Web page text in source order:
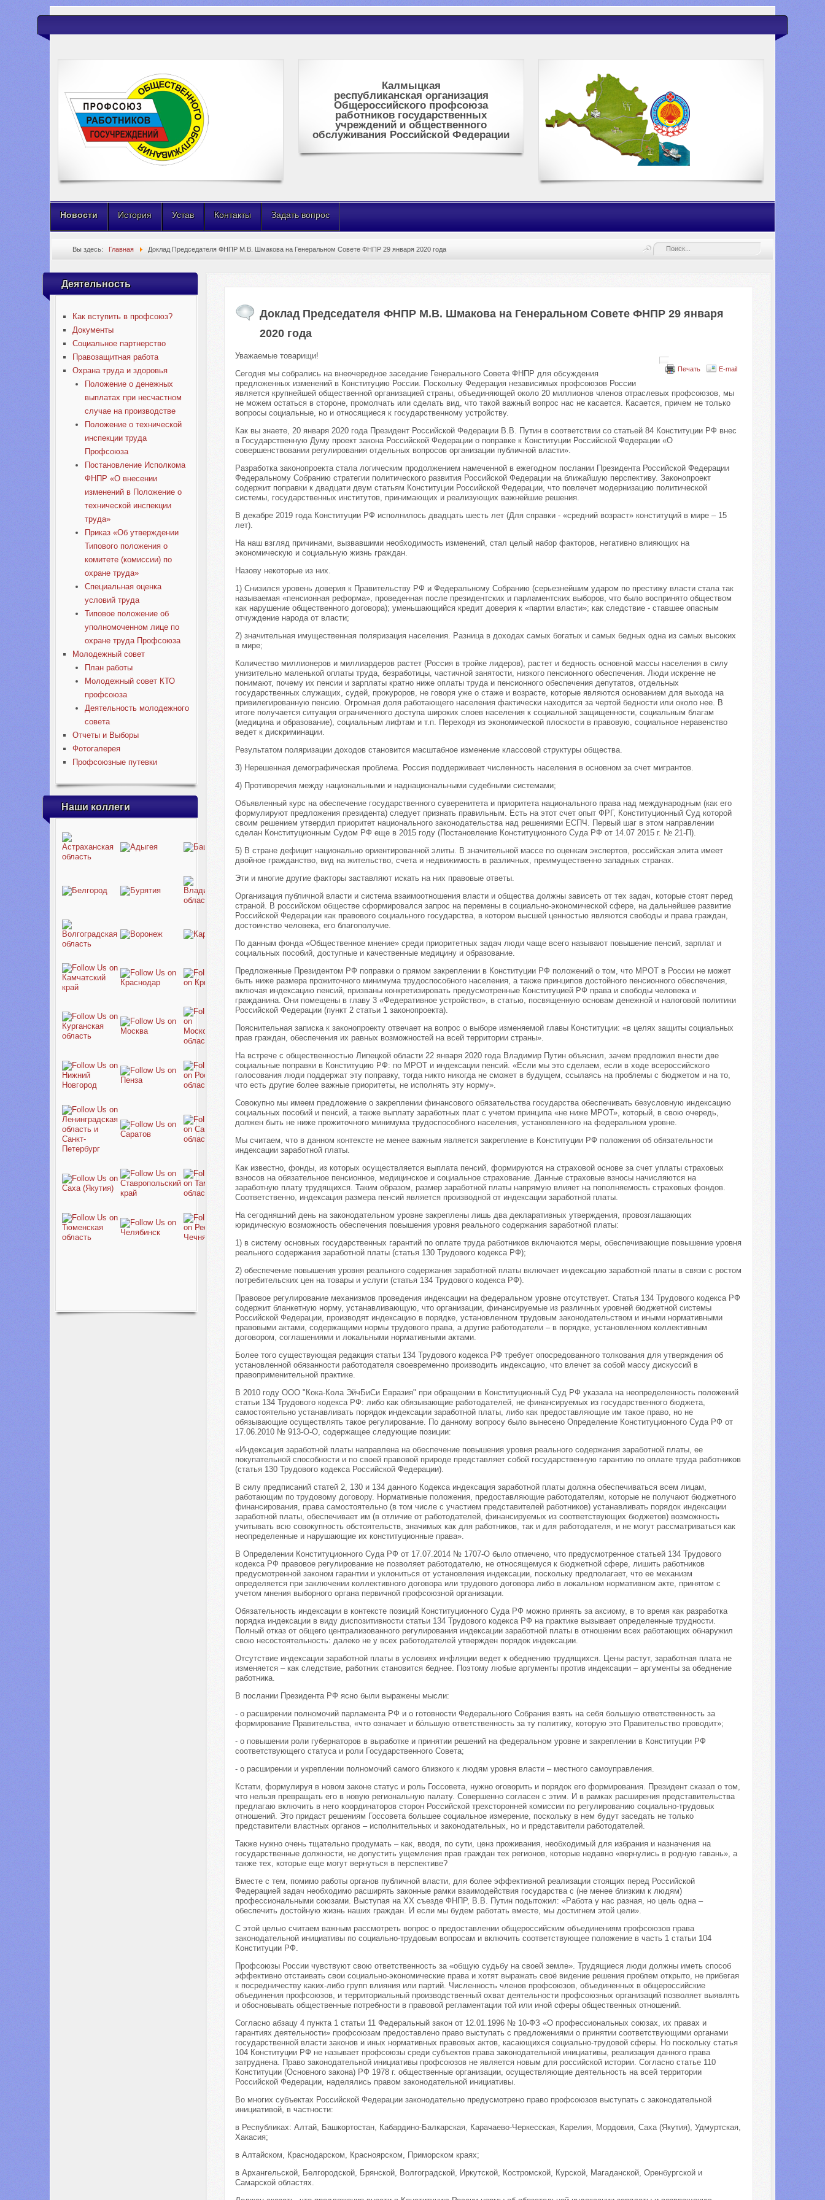
Калмыцкая
республиканская организация
Общероссийского профсоюза
работников государственных
учреждений и общественного
обслуживания Российской Федерации
Новости История Устав Контакты Задать вопрос
Вы здесь:Главная Доклад Председателя ФНПР М.В. Шмакова на Генеральном Совете ФНПР 29 января 2020 годa
Деятельность
Как вступить в профсоюз?
Документы
Социальное партнерство
Правозащитная работа
Охрана труда и здоровья
Положение о денежных
выплатах при несчастном
случае на производстве
Положение о технической
инспекции труда
Профсоюза
Постановление Исполкома
ФНПР «О внесении
изменений в Положение о
технической инспекции
труда»
Приказ «Об утверждении
Типового положения о
комитете (комиссии) по
охране труда»
Специальная оценка
условий труда
Типовое положение об
уполномоченном лице по
охране труда Профсоюза
Молодежный совет
План работы
Молодежный совет КТО
профсоюза
Деятельность молодежного
совета
Отчеты и Выборы
Фотогалерея
Профсоюзные путевки
Наши коллеги
Доклад Председателя ФНПР М.В. Шмакова на Генеральном Совете ФНПР 29 января
2020 годa
Печать E-mail
Уважаемые товарищи!
Сегодня мы собрались на внеочередное заседание Генерального Совета ФНПР для обсуждения
предложенных изменений в Конституцию России. Поскольку Федерация независимых профсоюзов России
является крупнейшей общественной организацией страны, объединяющей около 20 миллионов членов отраслевых профсоюзов, мы
не можем остаться в стороне, промолчать или сделать вид, что такой важный вопрос нас не касается. Касается, причем не только
вопросы социальные, но и относящиеся к государственному устройству.
Как вы знаете, 20 января 2020 года Президент Российской Федерации В.В. Путин в соответствии со статьей 84 Конституции РФ внес
в Государственную Думу проект закона Российской Федерации о поправке к Конституции Российской Федерации «О
совершенствовании регулирования отдельных вопросов организации публичной власти».
Разработка законопроекта стала логическим продолжением намеченной в ежегодном послании Президента Российской Федерации
Федеральному Собранию стратегии политического развития Российской Федерации на ближайшую перспективу. Законопроект
содержит поправки к двадцати двум статьям Конституции Российской Федерации, что повлечет модернизацию политической
системы, государственных институтов, принимающих и реализующих важнейшие решения.
В декабре 2019 года Конституции РФ исполнилось двадцать шесть лет (Для справки - «средний возраст» конституций в мире – 15
лет).
На наш взгляд причинами, вызвавшими необходимость изменений, стал целый набор факторов, негативно влияющих на
экономическую и социальную жизнь граждан.
Назову некоторые из них.
1) Снизился уровень доверия к Правительству РФ и Федеральному Собранию (серьезнейшим ударом по престижу власти стала так
называемая «пенсионная реформа», проведенная после президентских и парламентских выборов, что было воспринято обществом
как нарушение общественного договора); уменьшающийся кредит доверия к «партии власти»; как следствие - ставшее опасным
отчуждение народа от власти;
2) значительная имущественная поляризация населения. Разница в доходах самых богатых и самых бедных одна из самых высоких
в мире;
Количество миллионеров и миллиардеров растет (Россия в тройке лидеров), растет и бедность основной массы населения в силу
унизительно маленькой оплаты труда, безработицы, частичной занятости, низкого пенсионного обеспечения. Люди искренне не
понимают, почему их пенсии и зарплаты кратно ниже оплаты труда и пенсионного обеспечения депутатов, отдельных
государственных служащих, судей, прокуроров, не говоря уже о стаже и возрасте, которые являются основанием для выхода на
привилегированную пенсию. Огромная доля работающего населения фактически находится за чертой бедности или около нее. В
итоге получается ситуация ограниченного доступа широких слоев населения к социальной защищенности, социальным благам
(медицина и образование), социальным лифтам и т.п. Переходя из экономической плоскости в правовую, социальное неравенство
ведет к дискриминации.
Результатом поляризации доходов становится масштабное изменение классовой структуры общества.
3) Нерешенная демографическая проблема. Россия поддерживает численность населения в основном за счет мигрантов.
4) Противоречия между национальными и наднациональными судебными системами;
Объявленный курс на обеспечение государственного суверенитета и приоритета национального права над международным (как его
формулируют предложения президента) следует признать правильным. Есть на этот счет опыт ФРГ, Конституционный Суд которой
своим решением утвердил приоритет национального законодательства над решениями ЕСПЧ. Первый шаг в этом направлении
сделан Конституционным Судом РФ еще в 2015 году (Постановление Конституционного Суда РФ от 14.07 2015 г. № 21-П).
5) В стране дефицит национально ориентированной элиты. В значительной массе по оценкам экспертов, российская элита имеет
двойное гражданство, вид на жительство, счета и недвижимость в различных, преимущественно западных странах.
Эти и многие другие факторы заставляют искать на них правовые ответы.
Организация публичной власти и система взаимоотношения власти и общества должны зависеть от тех задач, которые стоят перед
страной. В российском обществе сформировался запрос на перемены в социально-экономической сфере, на дальнейшее развитие
Российской Федерации как правового социального государства, в котором высшей ценностью являются свободы и права граждан,
достоинство человека, его благополучие.
По данным фонда «Общественное мнение» среди приоритетных задач люди чаще всего называют повышение пенсий, зарплат и
социальных пособий, доступные и качественные медицину и образование.
Предложенные Президентом РФ поправки о прямом закреплении в Конституции РФ положений о том, что МРОТ в России не может
быть ниже размера прожиточного минимума трудоспособного населения, а также принципов достойного пенсионного обеспечения,
включая индексацию пенсий, призваны конкретизировать предусмотренные Конституцией РФ права и свободы человека и
гражданина. Они помещены в главу 3 «Федеративное устройство», в статью, посвященную основам денежной и налоговой политики
Российской Федерации (пункт 2 статьи 1 законопроекта).
Пояснительная записка к законопроекту отвечает на вопрос о выборе изменяемой главы Конституции: «в целях защиты социальных
прав граждан, обеспечения их равных возможностей на всей территории страны».
На встрече с общественностью Липецкой области 22 января 2020 года Владимир Путин объяснил, зачем предложил внести две
социальные поправки в Конституцию РФ: по МРОТ и индексации пенсий. «Если мы это сделаем, если в ходе всероссийского
голосования люди поддержат эту поправку, тогда никто никогда не сможет в будущем, ссылаясь на проблемы с бюджетом и на то,
что есть другие более важные приоритеты, не исполнять эту норму».
Совокупно мы имеем предложение о закреплении финансового обязательства государства обеспечивать безусловную индексацию
социальных пособий и пенсий, а также выплату заработных плат с учетом принципа «не ниже МРОТ», который, в свою очередь,
должен быть не ниже прожиточного минимума трудоспособного населения, установленного на федеральном уровне.
Мы считаем, что в данном контексте не менее важным является закрепление в Конституции РФ положения об обязательности
индексации заработной платы.
Как известно, фонды, из которых осуществляется выплата пенсий, формируются на страховой основе за счет уплаты страховых
взносов на обязательное пенсионное, медицинское и социальное страхование. Данные страховые взносы начисляются на
заработную плату трудящихся. Таким образом, размер заработной платы напрямую влияет на пополняемость страховых фондов.
Соответственно, индексация размера пенсий является производной от индексации заработной платы.
На сегодняшний день на законодательном уровне закреплены лишь два декларативных утверждения, провозглашающих
юридическую возможность обеспечения повышения уровня реального содержания заработной платы:
1) в систему основных государственных гарантий по оплате труда работников включаются меры, обеспечивающие повышение уровня
реального содержания заработной платы (статья 130 Трудового кодекса РФ);
2) обеспечение повышения уровня реального содержания заработной платы включает индексацию заработной платы в связи с ростом
потребительских цен на товары и услуги (статья 134 Трудового кодекса РФ).
Правовое регулирование механизмов проведения индексации на федеральном уровне отсутствует. Статья 134 Трудового кодекса РФ
содержит бланкетную норму, устанавливающую, что организации, финансируемые из различных уровней бюджетной системы
Российской Федерации, производят индексацию в порядке, установленном трудовым законодательством и иными нормативными
правовыми актами, содержащими нормы трудового права, а другие работодатели – в порядке, установленном коллективным
договором, соглашениями и локальными нормативными актами.
Более того существующая редакция статьи 134 Трудового кодекса РФ требует опосредованного толкования для утверждения об
установленной обязанности работодателя своевременно производить индексацию, что влечет за собой массу дискуссий в
правоприменительной практике.
В 2010 году ООО "Кока-Кола ЭйчБиСи Евразия" при обращении в Конституционный Суд РФ указала на неопределенность положений
статьи 134 Трудового кодекса РФ: либо как обязывающие работодателей, не финансируемых из государственного бюджета,
самостоятельно устанавливать порядок индексации заработной платы, либо как предоставляющие им такое право, но не
обязывающие осуществлять такое регулирование. По данному вопросу было вынесено Определение Конституционного Суда РФ от
17.06.2010 № 913-О-О, содержащее следующие позиции:
«Индексация заработной платы направлена на обеспечение повышения уровня реального содержания заработной платы, ее
покупательной способности и по своей правовой природе представляет собой государственную гарантию по оплате труда работников
(статья 130 Трудового кодекса Российской Федерации).
В силу предписаний статей 2, 130 и 134 данного Кодекса индексация заработной платы должна обеспечиваться всем лицам,
работающим по трудовому договору. Нормативные положения, предоставляющие работодателям, которые не получают бюджетного
финансирования, права самостоятельно (в том числе с участием представителей работников) устанавливать порядок индексации
заработной платы, обеспечивает им (в отличие от работодателей, финансируемых из соответствующих бюджетов) возможность
учитывать всю совокупность обстоятельств, значимых как для работников, так и для работодателя, и не могут рассматриваться как
неопределенные и нарушающие их конституционные права».
В Определении Конституционного Суда РФ от 17.07.2014 № 1707-О было отмечено, что предусмотренное статьей 134 Трудового
кодекса РФ правовое регулирование не позволяет работодателю, не относящемуся к бюджетной сфере, лишить работников
предусмотренной законом гарантии и уклониться от установления индексации, поскольку предполагает, что ее механизм
определяется при заключении коллективного договора или трудового договора либо в локальном нормативном акте, принятом с
учетом мнения выборного органа первичной профсоюзной организации.
Обязательность индексации в контексте позиций Конституционного Суда РФ можно принять за аксиому, в то время как разработка
порядка индексации в виду диспозитивности статьи 134 Трудового кодекса РФ на практике вызывает определенные трудности.
Полный отказ от общего централизованного регулирования индексации заработной платы в отношении всех работающих обнаружил
свою несостоятельность: далеко не у всех работодателей утвержден порядок индексации.
Отсутствие индексации заработной платы в условиях инфляции ведет к обеднению трудящихся. Цены растут, заработная плата не
изменяется – как следствие, работник становится беднее. Поэтому любые аргументы против индексации – аргументы за обеднение
работника.
В послании Президента РФ ясно были выражены мысли:
- о расширении полномочий парламента РФ и о готовности Федерального Собрания взять на себя большую ответственность за
формирование Правительства, «что означает и бо́льшую ответственность за ту политику, которую это Правительство проводит»;
- о повышении роли губернаторов в выработке и принятии решений на федеральном уровне и закреплении в Конституции РФ
соответствующего статуса и роли Государственного Совета;
- о расширении и укреплении полномочий самого близкого к людям уровня власти – местного самоуправления.
Кстати, формулируя в новом законе статус и роль Госсовета, нужно оговорить и порядок его формирования. Президент сказал о том,
что нельзя превращать его в новую региональную палату. Совершенно согласен с этим. И в рамках расширения представительства
предлагаю включить в него координаторов сторон Российской трехсторонней комиссии по регулированию социально-трудовых
отношений. Это придаст решениям Госсовета большее социальное измерение, поскольку в нем будут заседать не только
представители властных органов – исполнительных и законодательных, но и представители работодателей.
Также нужно очень тщательно продумать – как, вводя, по сути, ценз проживания, необходимый для избрания и назначения на
государственные должности, не допустить ущемления прав граждан тех регионов, которые недавно «вернулись в родную гавань», а
также тех, которые еще могут вернуться в перспективе?
Вместе с тем, помимо работы органов публичной власти, для более эффективной реализации стоящих перед Российской
Федерацией задач необходимо расширять законные рамки взаимодействия государства с (не менее близким к людям)
профессиональными союзами. Выступая на XX съезде ФНПР, В.В. Путин подытожил: «Работа у нас разная, но цель одна –
обеспечить достойную жизнь наших граждан. И если мы будем работать вместе, мы достигнем этой цели».
С этой целью считаем важным рассмотреть вопрос о предоставлении общероссийским объединениям профсоюзов права
законодательной инициативы по социально-трудовым вопросам и включить соответствующее положение в часть 1 статьи 104
Конституции РФ.
Профсоюзы России чувствуют свою ответственность за «общую судьбу на своей земле». Трудящиеся люди должны иметь способ
эффективно отстаивать свои социально-экономические права и хотят выражать своё видение решения проблем открыто, не прибегая
к посредничеству каких-либо групп влияния или партий. Численность членов профсоюзов, объединенных в общероссийские
объединения профсоюзов, и территориальный производственный охват деятельности профсоюзных организаций позволяет выявлять
и обосновывать общественные потребности в правовой регламентации той или иной сферы общественных отношений.
Согласно абзацу 4 пункта 1 статьи 11 Федеральный закон от 12.01.1996 № 10-ФЗ «О профессиональных союзах, их правах и
гарантиях деятельности» профсоюзам предоставлено право выступать с предложениями о принятии соответствующими органами
государственной власти законов и иных нормативных правовых актов, касающихся социально-трудовой сферы. Но поскольку статья
104 Конституции РФ не называет профсоюзы среди субъектов права законодательной инициативы, реализация данного права
затруднена. Право законодательной инициативы профсоюзов не является новым для российской истории. Согласно статье 110
Конституции (Основного закона) РФ 1978 г. общественные организации, осуществляющие деятельность на всей территории
Российской Федерации, наделялись правом законодательной инициативы.
Во многих субъектах Российской Федерации законодательно предусмотрено право профсоюзов выступать с законодательной
инициативой, в частности:
в Республиках: Алтай, Башкортостан, Кабардино-Балкарская, Карачаево-Черкесская, Карелия, Мордовия, Саха (Якутия), Удмуртская,
Хакасия;
в Алтайском, Краснодарском, Красноярском, Приморском краях;
в Архангельской, Белгородской, Брянской, Волгоградской, Иркутской, Костромской, Курской, Магаданской, Оренбургской и
Самарской областях.